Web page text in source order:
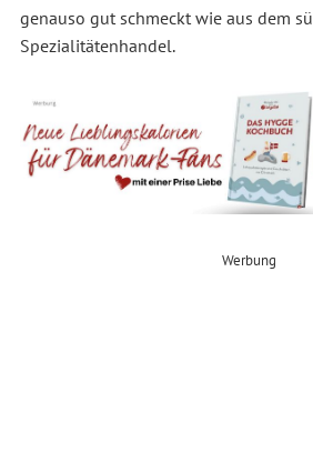
genauso gut schmeckt wie aus dem
Spezialitätenhandel.
Werbung